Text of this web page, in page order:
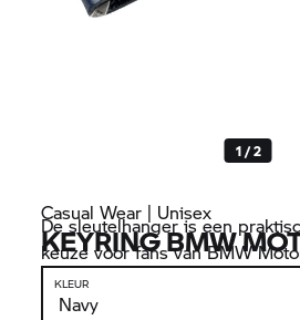
1 / 2
Casual Wear | Unisex
KEYRINGBMW
De sleutelhanger is een
keuze voor fans vanBMW
KLEUR